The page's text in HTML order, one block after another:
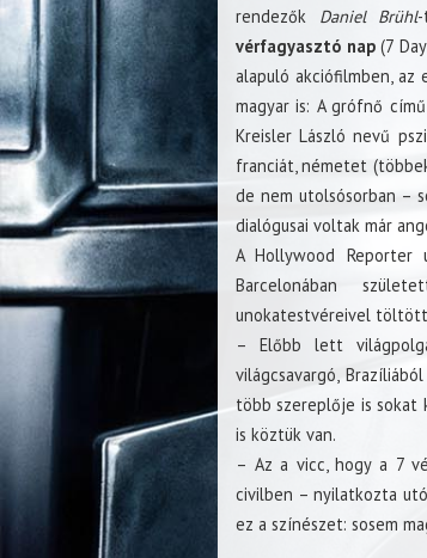
rendezők Daniel Brühl
vérfagyasztó nap(7
alapuló akciófilmben,
magyar is: A grófnő
Kreisler László nevű
franciát, németet
de nem utolsósorban –
dialógusai voltak már
A Hollywood
Barcelonában
unokatestvéreivel
– Előbb lett
világcsavargó,
több szereplője is sokat
is köztük van.
– Az a vicc, hogy a 7
civilben – nyilatkozta
ez a színészet: sosem